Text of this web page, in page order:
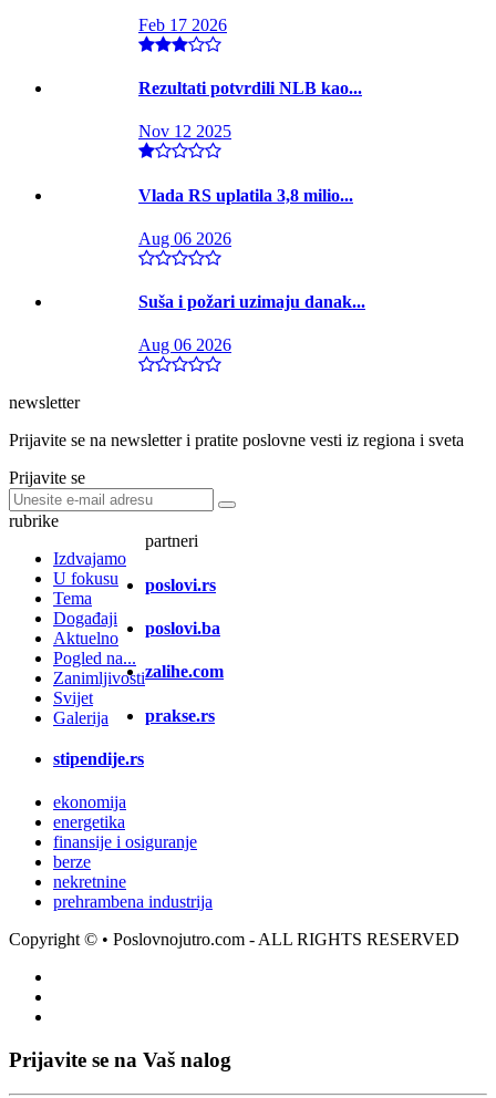
Feb 17 2026
Rezultati potvrdili NLB kao...
Nov 12 2025
Vlada RS uplatila 3,8 milio...
Aug 06 2026
Suša i požari uzimaju danak...
Aug 06 2026
newsletter
Prijavite se na newsletter i pratite poslovne vesti iz regiona i sveta
Prijavite se
rubrike
Izdvajamo
U fokusu
Tema
Događaji
Aktuelno
Pogled na...
Zanimljivosti
Svijet
Galerija
partneri
poslovi.rs
poslovi.ba
zalihe.com
prakse.rs
stipendije.rs
ekonomija
energetika
finansije i osiguranje
berze
nekretnine
prehrambena industrija
Copyright © • Poslovnojutro.com - ALL RIGHTS RESERVED
Prijavite se na Vaš nalog